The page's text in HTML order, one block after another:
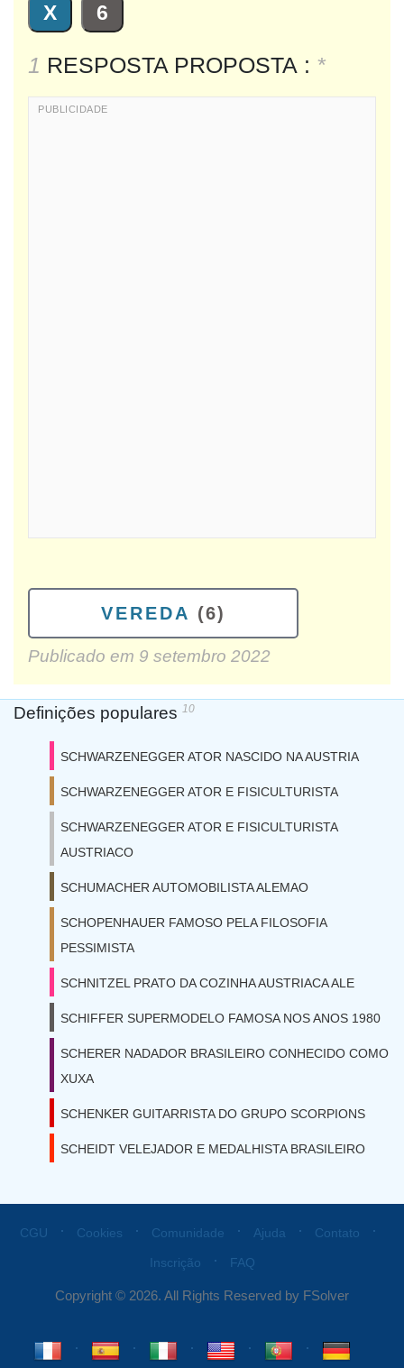
X 6
1 RESPOSTA PROPOSTA : *
VEREDA (6)
Publicado em 9 setembro 2022
Definições populares 10
SCHWARZENEGGER ATOR NASCIDO NA AUSTRIA
SCHWARZENEGGER ATOR E FISICULTURISTA
SCHWARZENEGGER ATOR E FISICULTURISTA
AUSTRIACO
SCHUMACHER AUTOMOBILISTA ALEMAO
SCHOPENHAUER FAMOSO PELA FILOSOFIA
PESSIMISTA
SCHNITZEL PRATO DA COZINHA AUSTRIACA ALE
SCHIFFER SUPERMODELO FAMOSA NOS ANOS 1980
SCHERER NADADOR BRASILEIRO CONHECIDO COMO
XUXA
SCHENKER GUITARRISTA DO GRUPO SCORPIONS
SCHEIDT VELEJADOR E MEDALHISTA BRASILEIRO
CGU ⋅ Cookies ⋅ Comunidade ⋅ Ajuda ⋅ Contato ⋅
Inscrição ⋅ FAQ
Copyright © 2026. All Rights Reserved by FSolver
⋅ ⋅ ⋅ ⋅ ⋅